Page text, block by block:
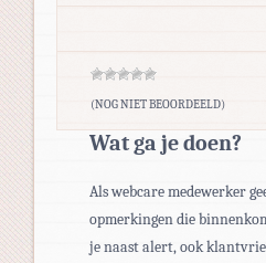
(NOG NIET BEOORDEELD)
Wat ga je doen?
Als webcare medewerker
opmerkingen die
je naast alert, ook